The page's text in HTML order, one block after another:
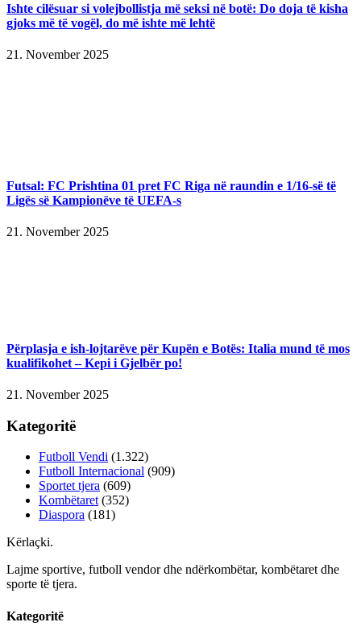
Ishte cilësuar si volejbollistja më seksi në botë: Do doja të kisha
gjoks më të vogël, do më ishte më lehtë
21. November 2025
Futsal: FC Prishtina 01 pret FC Riga në raundin e 1/16-së të
Ligës së Kampionëve të UEFA-s
21. November 2025
Përplasja e ish-lojtarëve për Kupën e Botës: Italia mund të mos
kualifikohet – Kepi i Gjelbër po!
21. November 2025
Kategoritë
Futboll Vendi (1.322)
Futboll Internacional (909)
Sportet tjera (609)
Kombëtaret (352)
Diaspora (181)
Kërlaçki.
Lajme sportive, futboll vendor dhe ndërkombëtar, kombëtaret dhe
sporte të tjera.
Kategoritë